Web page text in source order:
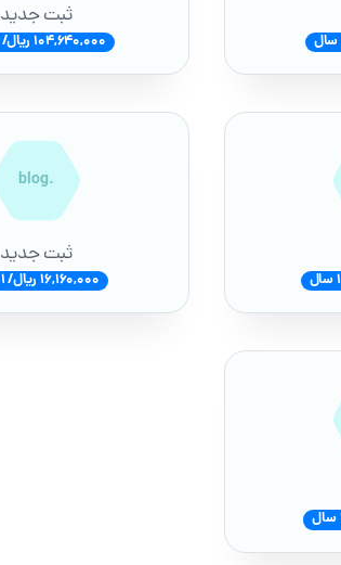
ثبت جدید
104,640,000 ریال/ 1 سال
.blog
ثبت جدید
16,160,000 ریال/ 1 سال